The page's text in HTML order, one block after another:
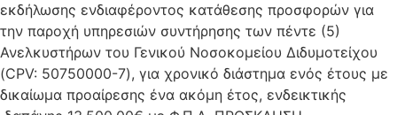
εκδήλωσης ενδιαφέροντος κατάθεσης προσφορών για
την παροχή υπηρεσιών συντήρησης των πέντε (5)
Ανελκυστήρων του Γενικού Νοσοκομείου Διδυμοτείχου
(CPV: 50750000-7), για χρονικό διάστημα ενός έτους με
δικαίωμα προαίρεσης ένα ακόμη έτος, ενδεικτικής